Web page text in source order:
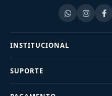
INSTITUCIONAL
SUPORTE